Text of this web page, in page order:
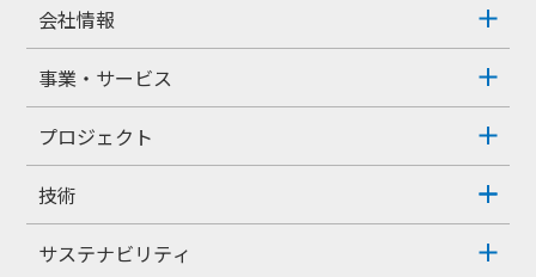
会社情報
事業・サービス
プロジェクト
技術
サステナビリティ